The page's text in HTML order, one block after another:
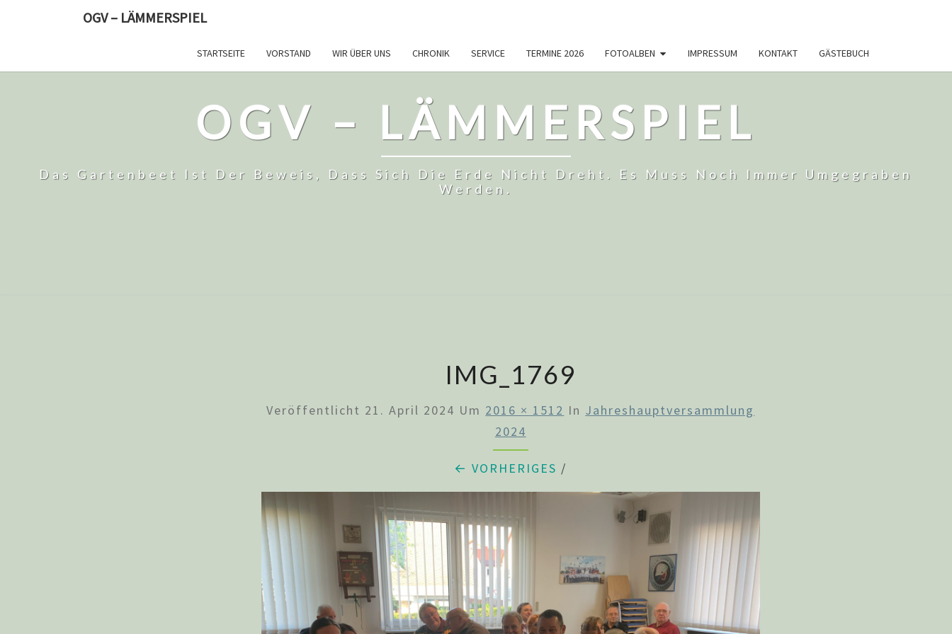
OGV – LÄMMERSPIEL
STARTSEITE VORSTAND WIR ÜBER UNS CHRONIK SERVICE TERMINE 2026 FOTOALBEN IMPRESSUM KONTAKT GÄSTEBUCH
OGV – LÄMMERSPIEL
Das Gartenbeet Ist Der Beweis, Dass Sich Die Erde Nicht Dreht. Es Muss Noch Immer Umgegraben
Werden.
IMG_1769
Veröffentlicht 21. April 2024 Um 2016 × 1512 In Jahreshauptversammlung
2024
← VORHERIGES /